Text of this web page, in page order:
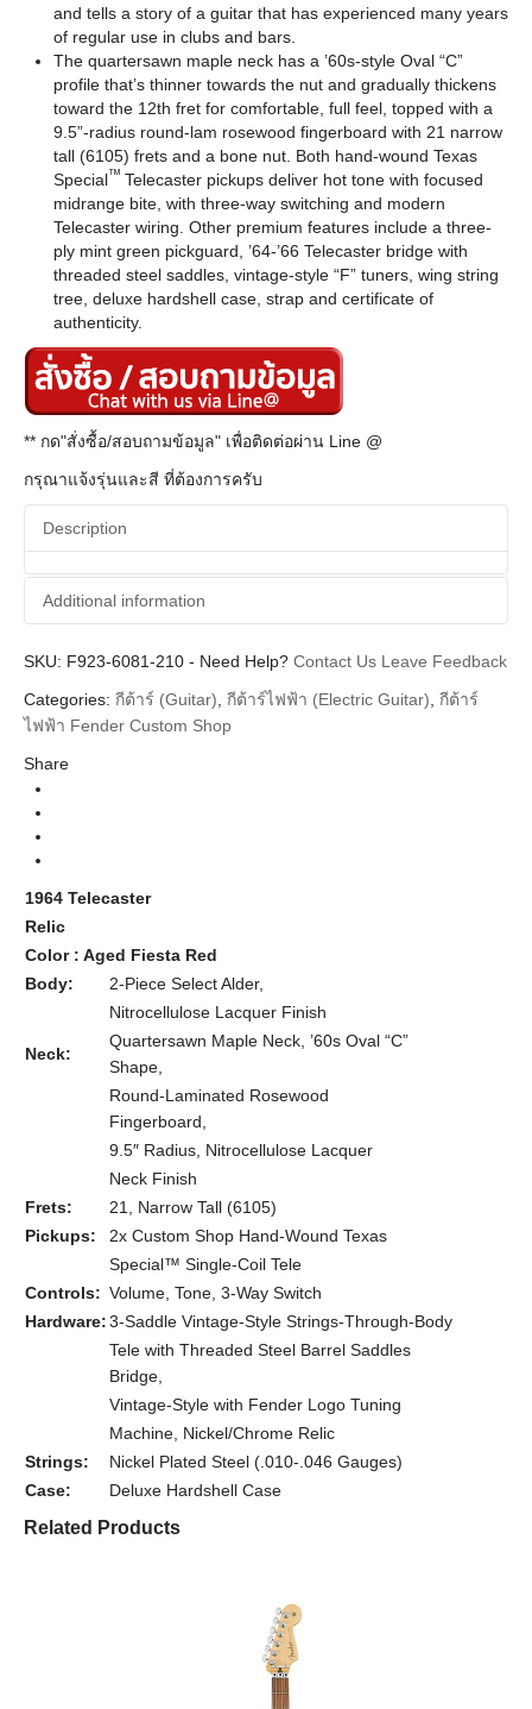
and tells a story of a guitar that has experienced many years
of regular use in clubs and bars.
The quartersawn maple neck has a ’60s-style Oval “C”
profile that’s thinner towards the nut and gradually thickens
toward the 12th fret for comfortable, full feel, topped with a
9.5”-radius round-lam rosewood fingerboard with 21 narrow
tall (6105) frets and a bone nut. Both hand-wound Texas
Special™ Telecaster pickups deliver hot tone with focused
midrange bite, with three-way switching and modern
Telecaster wiring. Other premium features include a three-
ply mint green pickguard, ’64-’66 Telecaster bridge with
threaded steel saddles, vintage-style “F” tuners, wing string
tree, deluxe hardshell case, strap and certificate of
authenticity.
** กด"สั่งซื้อ/สอบถามข้อมูล" เพื่อติดต่อผ่าน Line @
กรุณาแจ้งรุ่นและสี ที่ต้องการครับ
Description
Additional information
Additional information
Brands Fender Custom Shop
SKU: F923-6081-210 - Need Help? Contact Us Leave Feedback
Categories: กีต้าร์ (Guitar) กีต้าร์ไฟฟ้า (Electric Guitar) กีต้าร์
ไฟฟ้า Fender Custom Shop
Share
1964 Telecaster
Relic
Color : Aged Fiesta Red
Body:
2-Piece Select Alder,
Nitrocellulose Lacquer Finish
Neck:
Quartersawn Maple Neck, ’60s Oval “C”
Shape,
Round-Laminated Rosewood
Fingerboard,
9.5″ Radius, Nitrocellulose Lacquer
Neck Finish
Frets:
21, Narrow Tall (6105)
Pickups:
2x Custom Shop Hand-Wound Texas
Special™ Single-Coil Tele
Controls: Volume, Tone, 3-Way Switch
Hardware:3-Saddle Vintage-Style Strings-Through-Body
Tele with Threaded Steel Barrel Saddles
Bridge,
Vintage-Style with Fender Logo Tuning
Machine, Nickel/Chrome Relic
Strings:
Nickel Plated Steel (.010-.046 Gauges)
Case:
Deluxe Hardshell Case
Related Products